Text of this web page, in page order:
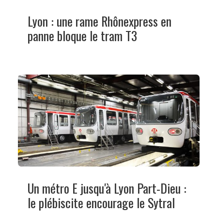
Lyon : une rame Rhônexpress en
panne bloque le tram T3
Un métro E jusqu'à Lyon Part-Dieu :
le plébiscite encourage le Sytral